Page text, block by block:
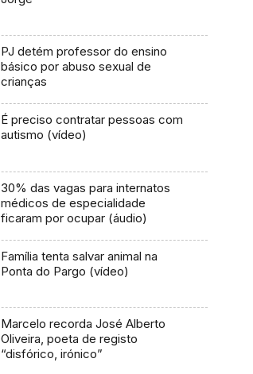
PJ detém professor do ensino
básico por abuso sexual de
crianças
É preciso contratar pessoas com
autismo (vídeo)
30% das vagas para internatos
médicos de especialidade
ficaram por ocupar (áudio)
Família tenta salvar animal na
Ponta do Pargo (vídeo)
Marcelo recorda José Alberto
Oliveira, poeta de registo
“disfórico, irónico”